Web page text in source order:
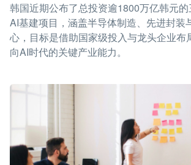
韩国近期公布了总投资逾1800万亿韩元
AI基建项目，涵盖半导体制造、先进封装
心，目标是借助国家级投入与龙头企业布
向AI时代的关键产业能力。